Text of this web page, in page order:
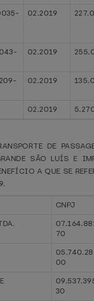
02.2019
02.2019
02.2019
02.2019
DE
SÃO LUÍS E
A QUE SE
CNPJ
70
00
30